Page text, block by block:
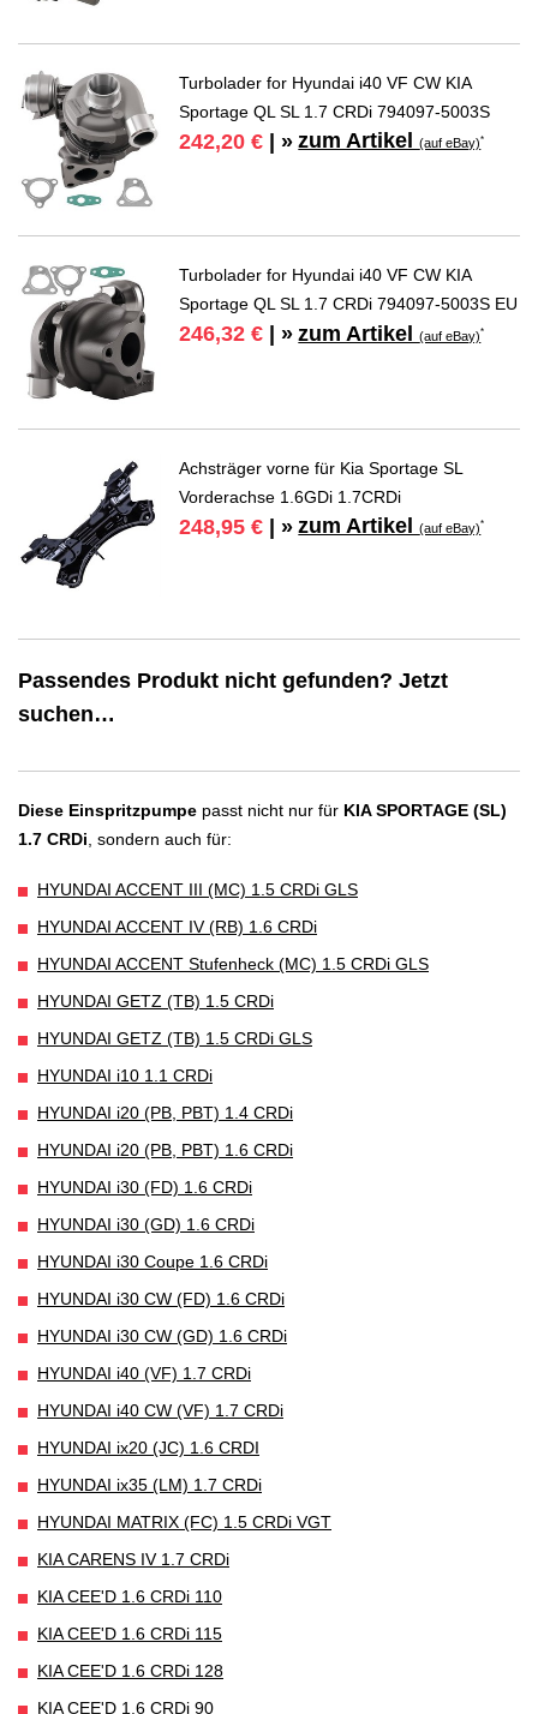
Turbolader for Hyundai i40 VF CW KIA
Sportage QL SL 1.7 CRDi 794097-5003S
242,20 € | » zum Artikel(auf eBay)*
Turbolader for Hyundai i40 VF CW KIA
Sportage QL SL 1.7 CRDi 794097-5003S EU
246,32 € | » zum Artikel(auf eBay)*
Achsträger vorne für Kia Sportage SL
Vorderachse 1.6GDi 1.7CRDi
248,95 € | » zum Artikel(auf eBay)*
Passendes Produkt nicht gefunden? Jetzt
suchen…
Diese Einspritzpumpe passt nicht nur für KIA SPORTAGE (SL)
1.7 CRDi , sondern auch für:
HYUNDAI ACCENT III (MC) 1.5 CRDi GLS
HYUNDAI ACCENT IV (RB) 1.6 CRDi
HYUNDAI ACCENT Stufenheck (MC) 1.5 CRDi GLS
HYUNDAI GETZ (TB) 1.5 CRDi
HYUNDAI GETZ (TB) 1.5 CRDi GLS
HYUNDAI i10 1.1 CRDi
HYUNDAI i20 (PB, PBT) 1.4 CRDi
HYUNDAI i20 (PB, PBT) 1.6 CRDi
HYUNDAI i30 (FD) 1.6 CRDi
HYUNDAI i30 (GD) 1.6 CRDi
HYUNDAI i30 Coupe 1.6 CRDi
HYUNDAI i30 CW (FD) 1.6 CRDi
HYUNDAI i30 CW (GD) 1.6 CRDi
HYUNDAI i40 (VF) 1.7 CRDi
HYUNDAI i40 CW (VF) 1.7 CRDi
HYUNDAI ix20 (JC) 1.6 CRDI
HYUNDAI ix35 (LM) 1.7 CRDi
HYUNDAI MATRIX (FC) 1.5 CRDi VGT
KIA CARENS IV 1.7 CRDi
KIA CEE'D 1.6 CRDi 110
KIA CEE'D 1.6 CRDi 115
KIA CEE'D 1.6 CRDi 128
KIA CEE'D 1.6 CRDi 90